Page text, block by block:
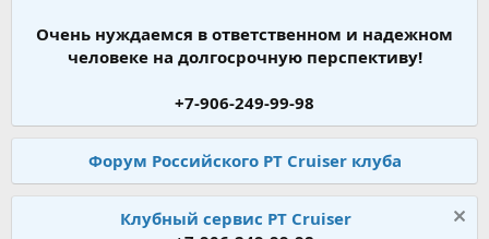
Очень нуждаемся в ответственном и надежном
человеке на долгосрочную перспективу!
+7-906-249-99-98
Форум Российского PT Cruiser клуба
Клубный сервис PT Cruiser